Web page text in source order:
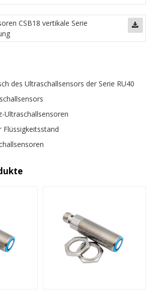
CSB18 vertikale Serie
des Ultraschallsensors der Serie RU40
Ultraschallsensoren
Flüssigkeitsstand